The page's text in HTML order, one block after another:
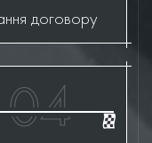
договору
04